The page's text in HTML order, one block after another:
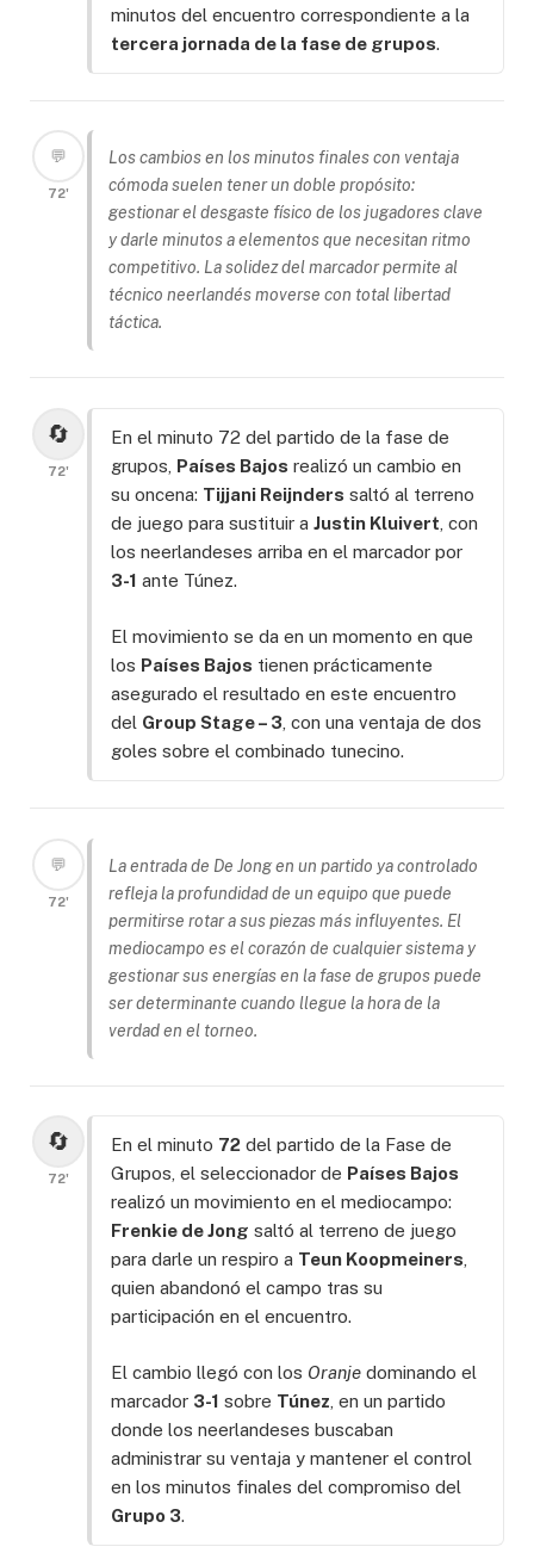
minutos del encuentro correspondiente a la
tercera jornada de la fase de grupos.
💬
72'
Los cambios en los minutos finales con ventaja
cómoda suelen tener un doble propósito:
gestionar el desgaste físico de los jugadores clave
y darle minutos a elementos que necesitan ritmo
competitivo. La solidez del marcador permite al
técnico neerlandés moverse con total libertad
táctica.
🔄
72'
En el minuto 72 del partido de la fase de
grupos, Países Bajos realizó un cambio en
su oncena: Tijjani Reijnders saltó al terreno
de juego para sustituir a Justin Kluivert , con
los neerlandeses arriba en el marcador por
3-1 ante Túnez.
El movimiento se da en un momento en que
los Países Bajos tienen prácticamente
asegurado el resultado en este encuentro
del Group Stage – 3 , con una ventaja de dos
goles sobre el combinado tunecino.
💬
72'
La entrada de De Jong en un partido ya controlado
refleja la profundidad de un equipo que puede
permitirse rotar a sus piezas más influyentes. El
mediocampo es el corazón de cualquier sistema y
gestionar sus energías en la fase de grupos puede
ser determinante cuando llegue la hora de la
verdad en el torneo.
🔄
72'
En el minuto 72 del partido de la Fase de
Grupos, el seleccionador de Países Bajos
realizó un movimiento en el mediocampo:
Frenkie de Jong saltó al terreno de juego
para darle un respiro a Teun Koopmeiners
quien abandonó el campo tras su
participación en el encuentro.
El cambio llegó con los Oranje dominando el
marcador 3-1 sobre Túnez , en un partido
donde los neerlandeses buscaban
administrar su ventaja y mantener el control
en los minutos finales del compromiso del
Grupo 3.